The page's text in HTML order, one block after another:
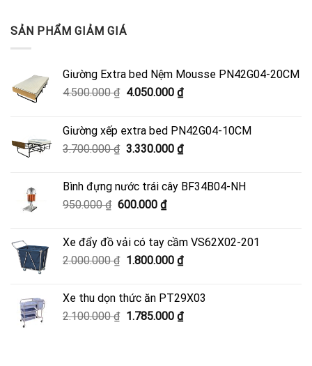
SẢN PHẨM GIẢM GIÁ
Giường Extra bed Nệm Mousse PN42G04-20CM
4.500.000₫ Giá
4.500.000 ₫.
4.050.000 ₫Giá
là:
4.050.000 ₫.
Giường xếp extra bed PN42G04-10CM
3.700.000₫ Giá
3.700.000 ₫.
3.330.000 ₫Giá
là:
Bình đựng nước trái cây BF34B04-NH
950.000₫ Giá
950.000 ₫.
600.000 ₫Giá
là:
600.000 ₫.
Xe đẩy đồ vải có tay cầm VS62X02-201
2.000.000₫ Giá
2.000.000 ₫.
1.800.000 ₫Giá
là:
1.800.000 ₫.
Xe thu dọn thức ăn PT29X03
2.100.000₫ Giá
1.785.000 ₫Giá